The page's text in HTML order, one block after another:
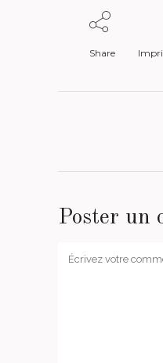
Share
Poster un